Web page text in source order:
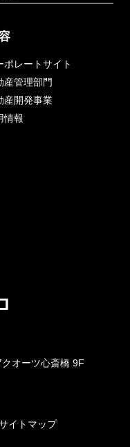
ポレートサイト
産管理部門
産開発事業
情報
オーツ心斎橋 9F
イトマップ